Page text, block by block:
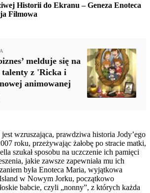
Historii do Ekranu – Geneza Enoteca
Filmowa
melduje się na
talenty z 'Ricka i
animowanej
wzruszająca, prawdziwa historia Jody’ego
roku, przeżywając żałobę po stracie matki,
szukał sposobu na uczczenie ich pamięci
jakie zawsze zapewniała mu ich
była Enoteca Maria, wyjątkowa
w Nowym Jorku, początkowo
babcie, czyli „nonny”, z których każda